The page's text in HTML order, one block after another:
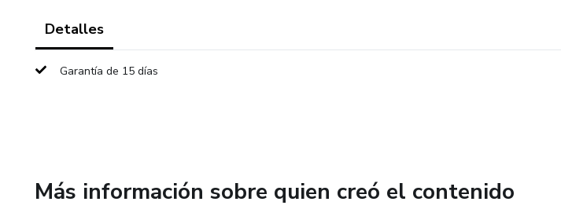
Detalles
Garantía de 15 días
Más información sobre quien creó el contenido